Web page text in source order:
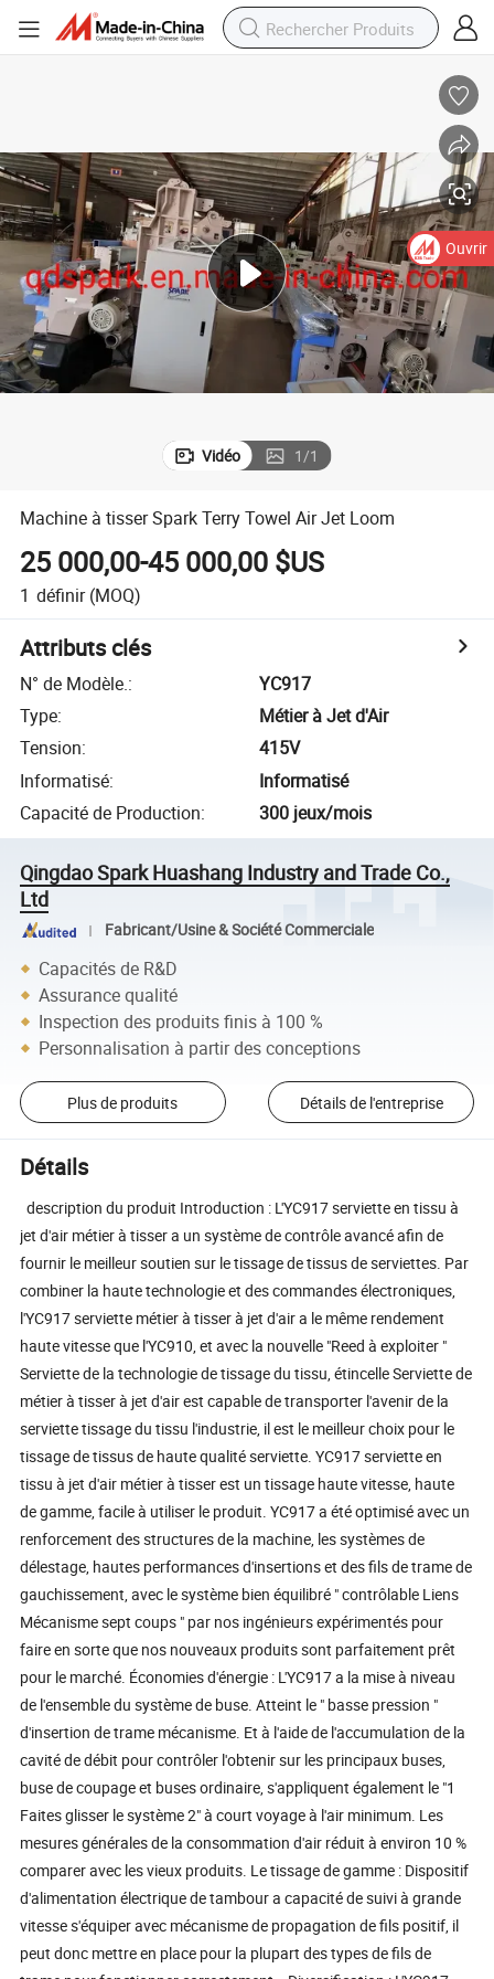
Vidéo 1/1
Machine à tisser Spark Terry Towel Air Jet Loom
25 000,00-45 000,00 $US
1 définir (MOQ)
Attributs clés
N° de Modèle.:
YC917
Type:
Métier à Jet d'Air
Tension:
415V
Informatisé:
Informatisé
Capacité de Production: 300 jeux/mois
Qingdao Spark Huashang Industry and Trade Co.,
Ltd
Fabricant/Usine & Société Commerciale
Capacités de R&D
Assurance qualité
Inspection des produits finis à 100 %
Personnalisation à partir des conceptions
Plus de produits Détails de l'entreprise
Détails
description du produit Introduction : L'YC917 serviette en tissu à
jet d'air métier à tisser a un système de contrôle avancé afin de
fournir le meilleur soutien sur le tissage de tissus de serviettes. Par
combiner la haute technologie et des commandes électroniques,
l'YC917 serviette métier à tisser à jet d'air a le même rendement
haute vitesse que l'YC910, et avec la nouvelle "Reed à exploiter "
Serviette de la technologie de tissage du tissu, étincelle Serviette de
métier à tisser à jet d'air est capable de transporter l'avenir de la
serviette tissage du tissu l'industrie, il est le meilleur choix pour le
tissage de tissus de haute qualité serviette. YC917 serviette en
tissu à jet d'air métier à tisser est un tissage haute vitesse, haute
de gamme, facile à utiliser le produit. YC917 a été optimisé avec un
renforcement des structures de la machine, les systèmes de
délestage, hautes performances d'insertions et des fils de trame de
gauchissement, avec le système bien équilibré " contrôlable Liens
Mécanisme sept coups " par nos ingénieurs expérimentés pour
faire en sorte que nos nouveaux produits sont parfaitement prêt
pour le marché. Économies d'énergie : L'YC917 a la mise à niveau
de l'ensemble du système de buse. Atteint le " basse pression "
d'insertion de trame mécanisme. Et à l'aide de l'accumulation de la
cavité de débit pour contrôler l'obtenir sur les principaux buses,
buse de coupage et buses ordinaire, s'appliquent également le "1
Faites glisser le système 2" à court voyage à l'air minimum. Les
mesures générales de la consommation d'air réduit à environ 10 %
comparer avec les vieux produits. Le tissage de gamme : Dispositif
d'alimentation électrique de tambour a capacité de suivi à grande
vitesse s'équiper avec mécanisme de propagation de fils positif, il
peut donc mettre en place pour la plupart des types de fils de
Ouvrir